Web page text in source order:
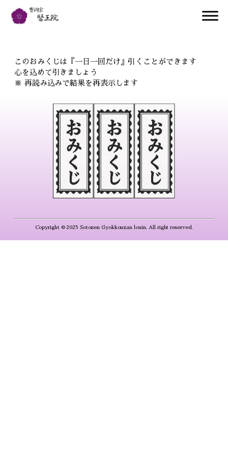
このおみくじは『一日一回だけ』引くことができます
心を込めて引きましょう
※ 再読み込みで結果を再表示します
Copyright © 2025 Sotozen Gyokkouzan louin. All right reserved.